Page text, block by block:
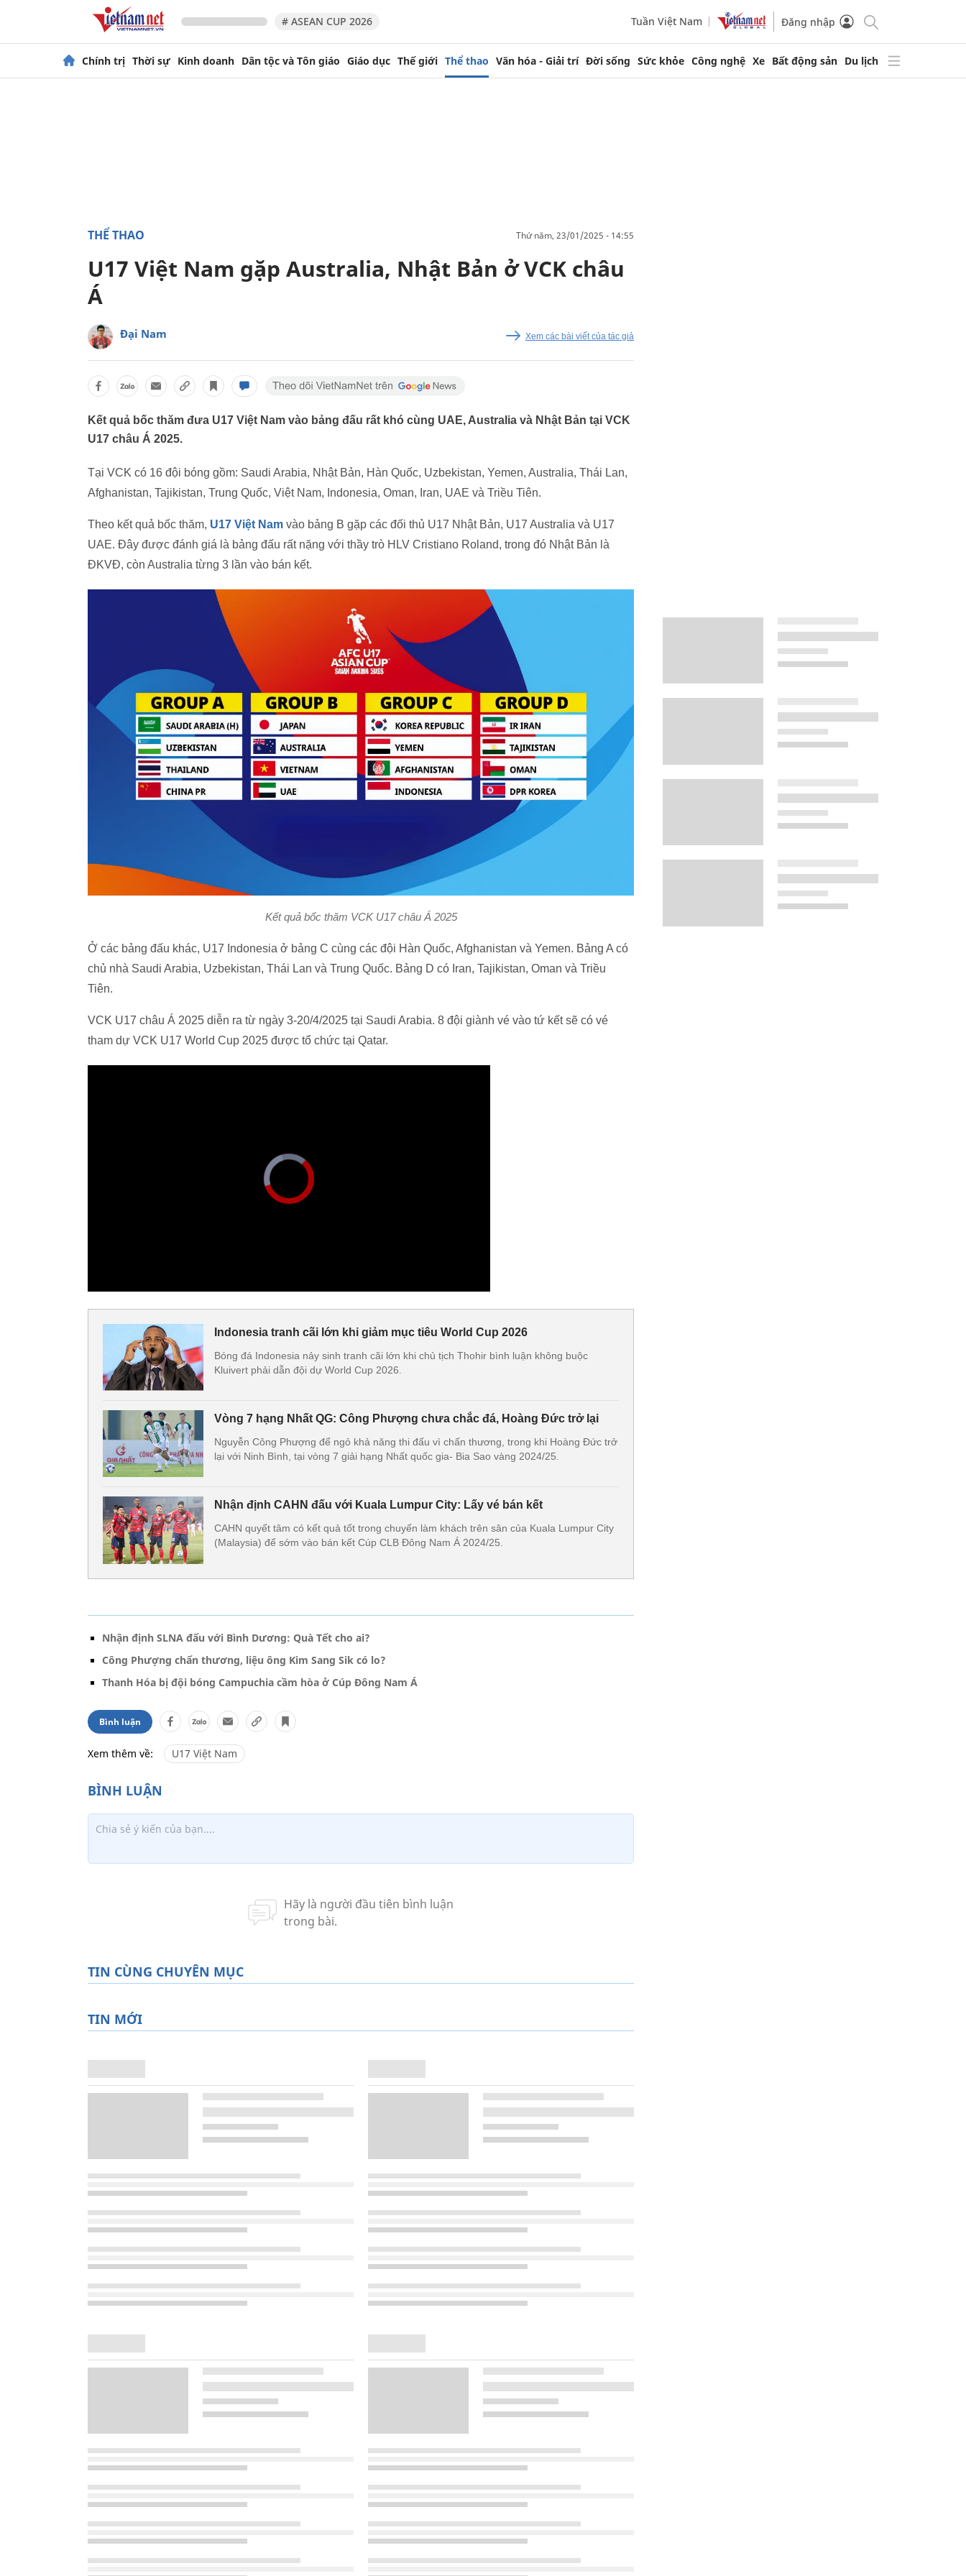
# ASEAN CUP 2026 Tuần Việt Nam Đăng nhập
Chính trị Thời sự Kinh doanh Dân tộc và Tôn giáo Giáo dục Thế giới Thể thao Văn hóa - Giải trí Đời sống Sức khỏe Công nghệ Xe Bất động sản Du lịch
THỂ THAO thứ năm, 23/01/2025 - 14:55
U17 Việt Nam gặp Australia, Nhật Bản ở VCK châu
Á
Đại Nam Xem các bài viết của tác giả
Kết quả bốc thăm đưa U17 Việt Nam vào bảng đấu rất khó cùng UAE, Australia và Nhật Bản tại VCK
U17 châu Á 2025.
Tại VCK có 16 đội bóng gồm: Saudi Arabia, Nhật Bản, Hàn Quốc, Uzbekistan, Yemen, Australia, Thái Lan,
Afghanistan, Tajikistan, Trung Quốc, Việt Nam, Indonesia, Oman, Iran, UAE và Triều Tiên.
Theo kết quả bốc thăm, U17 Việt Nam vào bảng B gặp các đối thủ U17 Nhật Bản, U17 Australia và U17
UAE. Đây được đánh giá là bảng đấu rất nặng với thầy trò HLV Cristiano Roland, trong đó Nhật Bản là
ĐKVĐ, còn Australia từng 3 lần vào bán kết.
Kết quả bốc thăm VCK U17 châu Á 2025
Ở các bảng đấu khác, U17 Indonesia ở bảng C cùng các đội Hàn Quốc, Afghanistan và Yemen. Bảng A có
chủ nhà Saudi Arabia, Uzbekistan, Thái Lan và Trung Quốc. Bảng D có Iran, Tajikistan, Oman và Triều
Tiên.
VCK U17 châu Á 2025 diễn ra từ ngày 3-20/4/2025 tại Saudi Arabia. 8 đội giành vé vào tứ kết sẽ có vé
tham dự VCK U17 World Cup 2025 được tổ chức tại Qatar.
Indonesia tranh cãi lớn khi giảm mục tiêu World Cup 2026
Bóng đá Indonesia nảy sinh tranh cãi lớn khi chủ tịch Thohir bình luận không buộc
Kluivert phải dẫn đội dự World Cup 2026.
Vòng 7 hạng Nhất QG: Công Phượng chưa chắc đá, Hoàng Đức trở lại
Nguyễn Công Phượng để ngỏ khả năng thi đấu vì chấn thương, trong khi Hoàng Đức trở
lại với Ninh Bình, tại vòng 7 giải hạng Nhất quốc gia- Bia Sao vàng 2024/25.
Nhận định CAHN đấu với Kuala Lumpur City: Lấy vé bán kết
CAHN quyết tâm có kết quả tốt trong chuyến làm khách trên sân của Kuala Lumpur City
(Malaysia) để sớm vào bán kết Cúp CLB Đông Nam Á 2024/25.
Nhận định SLNA đấu với Bình Dương: Quà Tết cho ai?
Công Phượng chấn thương, liệu ông Kim Sang Sik có lo?
Thanh Hóa bị đội bóng Campuchia cầm hòa ở Cúp Đông Nam Á
Bình luận
Xem thêm về: U17 Việt Nam
TIN CÙNG CHUYÊN MỤC
TIN MỚI